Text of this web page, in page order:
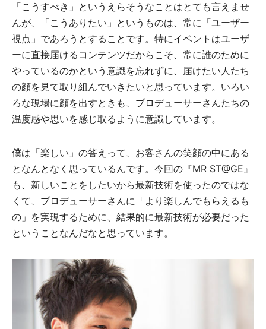
「こうすべき」というえらそうなことはとても言えませ
んが、「こうありたい」というものは、常に「ユーザー
視点」であろうとすることです。特にイベントはユーザ
ーに直接届けるコンテンツだからこそ、常に誰のために
やっているのかという意識を忘れずに、届けたい人たち
の顔を見て取り組んでいきたいと思っています。いろい
ろな現場に顔を出すときも、プロデューサーさんたちの
温度感や思いを感じ取るように意識しています。
僕は「楽しい」の答えって、お客さんの笑顔の中にある
となんとなく思っているんです。今回の『MR ST@GE』
も、新しいことをしたいから最新技術を使ったのではな
くて、プロデューサーさんに「より楽しんでもらえるも
の」を実現するために、結果的に最新技術が必要だった
ということなんだなと思っています。